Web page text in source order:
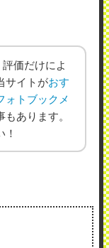
価だけによ
サイトがおす
ォトブックメ
もあります。